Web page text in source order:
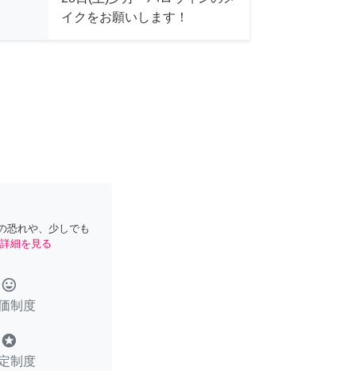
イクをお願いします！
恐れや、少しでも
詳細を見る
tag_faces
制度
stars
制度